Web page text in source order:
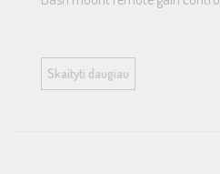
Skaityti daugiau